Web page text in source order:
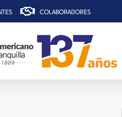
COLABORADORES